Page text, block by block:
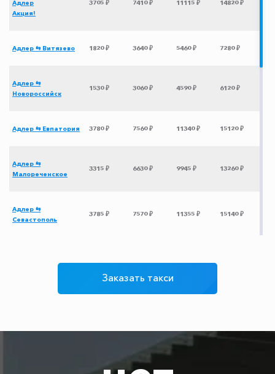
Адлер
Акция!
3705 ₽ 7410 ₽ 11115 ₽ 14820 ₽
Адлер ⇆ Витязево 1820 ₽ 3640 ₽ 5460 ₽ 7280 ₽
Адлер ⇆
Новороссийск
1530 ₽ 3060 ₽ 4590 ₽ 6120 ₽
Адлер ⇆ Евпатория 3780 ₽ 7560 ₽ 11340 ₽ 15120 ₽
Адлер ⇆
Малореченское
3315 ₽ 6630 ₽ 9945 ₽ 13260 ₽
Адлер ⇆
Севастополь
3785 ₽ 7570 ₽ 11355 ₽ 15140 ₽
2770 ₽ 5540 ₽ 8310 ₽
10425 ₽
3000 ₽ 6000 ₽
Заказать такси